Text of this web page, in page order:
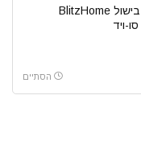
מכשיר בישול BlitzHome
הסתיים